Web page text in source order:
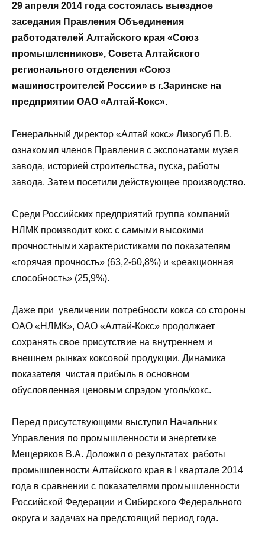
29 апреля 2014 года состоялась выездное
заседания Правления Объединения
работодателей Алтайского края «Союз
промышленников», Совета Алтайского
регионального отделения «Союз
машиностроителей России» в г.Заринске на
предприятии ОАО «Алтай-Кокс».
Генеральный директор «Алтай кокс» Лизогуб П.В.
ознакомил членов Правления с экспонатами музея
завода, историей строительства, пуска, работы
завода. Затем посетили действующее производство.
Среди Российских предприятий группа компаний
НЛМК производит кокс с самыми высокими
прочностными характеристиками по показателям
«горячая прочность» (63,2-60,8%) и «реакционная
способность» (25,9%).
Даже при увеличении потребности кокса со стороны
ОАО «НЛМК», ОАО «Алтай-Кокс» продолжает
сохранять свое присутствие на внутреннем и
внешнем рынках коксовой продукции. Динамика
показателя чистая прибыль в основном
обусловленная ценовым спрэдом уголь/кокс.
Перед присутствующими выступил Начальник
Управления по промышленности и энергетике
Мещеряков В.А. Доложил о результатах работы
промышленности Алтайского края в I квартале 2014
года в сравнении с показателями промышленности
Российской Федерации и Сибирского Федерального
округа и задачах на предстоящий период года.